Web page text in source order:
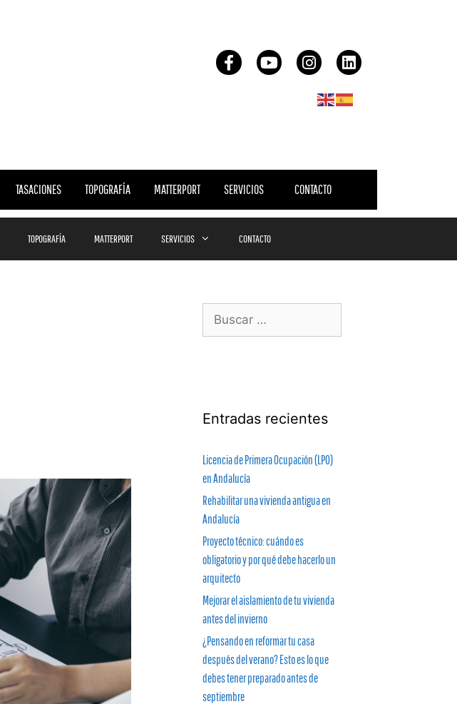
TASACIONES TOPOGRAFÍA MATTERPORT SERVICIOS CONTACTO
TOPOGRAFÍA MATTERPORT SERVICIOS CONTACTO
Entradas recientes
Licencia de Primera Ocupación (LPO)
en Andalucía
Rehabilitar una vivienda antigua en
Andalucía
Proyecto técnico: cuándo es
obligatorio y por qué debe hacerlo un
arquitecto
Mejorar el aislamiento de tu vivienda
antes del invierno
¿Pensando en reformar tu casa
después del verano? Esto es lo que
debes tener preparado antes de
septiembre